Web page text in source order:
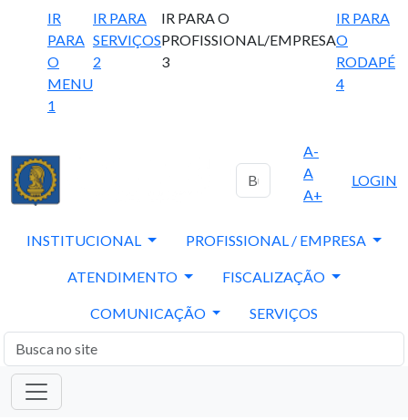
IR
PARA
O
MENU
1
IR PARA
SERVIÇOS
2
IR PARA O
PROFISSIONAL/EMPRESA
3
IR PARA
O
RODAPÉ
4
A-
A
A+
LOGIN
INSTITUCIONAL PROFISSIONAL / EMPRESA
ATENDIMENTO FISCALIZAÇÃO
COMUNICAÇÃO SERVIÇOS